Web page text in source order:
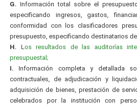
G. Información total sobre el
especificando ingresos, gastos,
conformidad con los clasificadores
presupuesto, especificando destinatarios
H. Los resultados de las auditorías
presupuestal;
I. Información completa y detallada
contractuales, de adjudicación y
adquisición de bienes, prestación de
celebrados por la institución con